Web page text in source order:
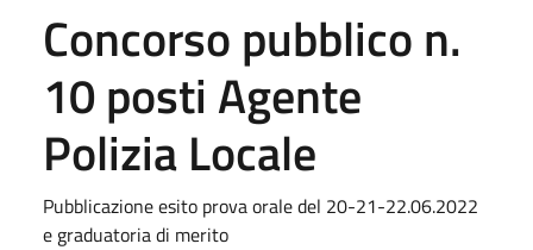
Concorso pubblico n.
10 posti Agente
Polizia Locale
Pubblicazione esito prova orale del 20-21-22.06.2022
e graduatoria di merito